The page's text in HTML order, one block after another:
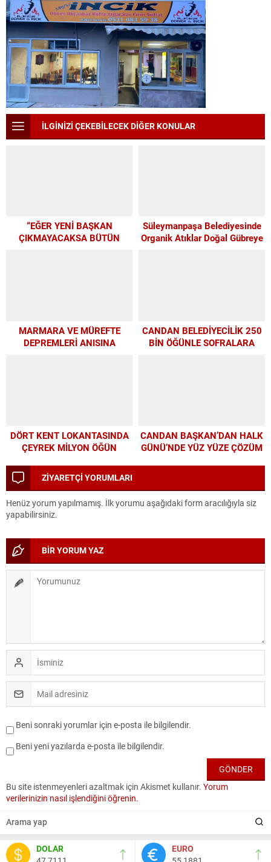
DOLAR
EURO
İLGİNİZİ ÇEKEBİLECEK DİĞER KONULAR
“EĞER YENİ BAŞKAN
ÇIKMAYACAKSA BÜTÜN
Süleymanpaşa Belediyesinde
Organik Atıklar Doğal Gübreye
MARMARA VE MÜREFTE
DEPREMLERİ ANISINA
CANDAN BELEDİYECİLİK 250
BİN ÖĞÜNLE SOFRALARA
DÖRT KENT LOKANTASINDA
ÇEYREK MİLYON ÖĞÜN
CANDAN BAŞKAN’DAN HALK
GÜNÜ’NDE YÜZ YÜZE ÇÖZÜM
ZİYARETÇİ YORUMLARI
Henüz yorum yapılmamış. İlk yorumu aşağıdaki form aracılığıyla siz
yapabilirsiniz.
BİR YORUM YAZ
Beni sonraki yorumlar için e-posta ile bilgilendir.
Beni yeni yazılarda e-posta ile bilgilendir.
Bu site istenmeyenleri azaltmak için Akismet kullanır. Yorum
verilerinizin nasıl işlendiğini öğrenin.